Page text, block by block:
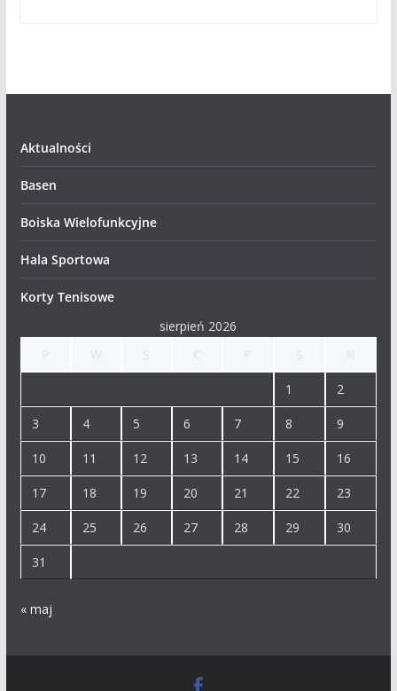
Aktualności
Basen
Boiska Wielofunkcyjne
Hala Sportowa
Korty Tenisowe
sierpień 2026
1 2
3 4 5 6 7 8 9
10 11 12 13 14 15 16
17 18 19 20 21 22 23
24 25 26 27 28 29 30
31
« maj